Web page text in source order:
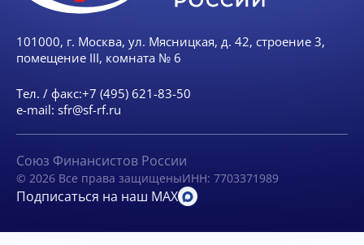
101000, г. Москва, ул. Мясницкая, д. 42, строение 3,
помещение III, комната № 6
Тел. / факс:+7 (495) 621-83-50
e-mail: sfr@sf-rf.ru
Союз Финансистов России
© 2026 Все права защищеныИНН: 7703371989
Подписаться на наш MAX